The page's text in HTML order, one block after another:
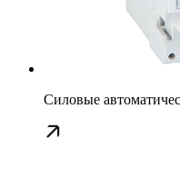
Силовые